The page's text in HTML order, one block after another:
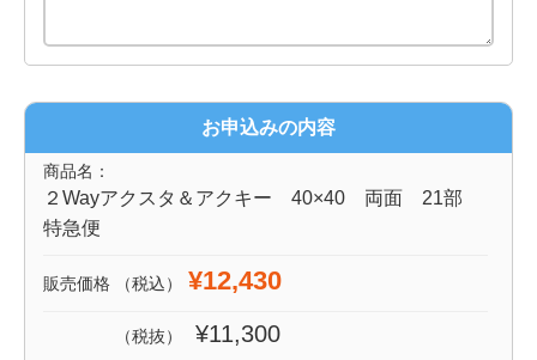
お申込みの内容
商品名：
２Wayアクスタ＆アクキー 40×40 両面 21部
特急便
販売価格 （税込） ¥12,430
（税抜） ¥11,300